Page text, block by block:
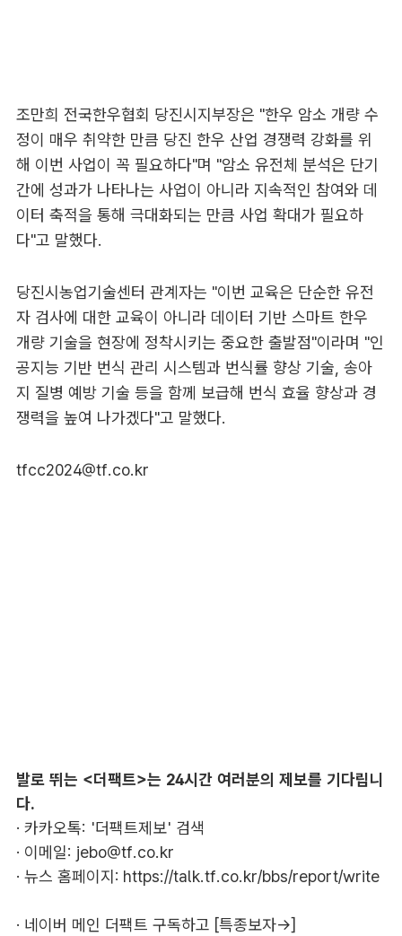
조만희 전국한우협회 당진시지부장은 "한우 암소 개량 수
정이 매우 취약한 만큼 당진 한우 산업 경쟁력 강화를 위
해 이번 사업이 꼭 필요하다"며 "암소 유전체 분석은 단기
간에 성과가 나타나는 사업이 아니라 지속적인 참여와 데
이터 축적을 통해 극대화되는 만큼 사업 확대가 필요하
다"고 말했다.
당진시농업기술센터 관계자는 "이번 교육은 단순한 유전
자 검사에 대한 교육이 아니라 데이터 기반 스마트 한우
개량 기술을 현장에 정착시키는 중요한 출발점"이라며 "인
공지능 기반 번식 관리 시스템과 번식률 향상 기술, 송아
지 질병 예방 기술 등을 함께 보급해 번식 효율 향상과 경
쟁력을 높여 나가겠다"고 말했다.
tfcc2024@tf.co.kr
발로 뛰는 <더팩트>는 24시간 여러분의 제보를 기다립니
다.
· 카카오톡: '더팩트제보' 검색
· 이메일: jebo@tf.co.kr
· 뉴스 홈페이지: https://talk.tf.co.kr/bbs/report/write
· 네이버 메인 더팩트 구독하고 [특종보자→]